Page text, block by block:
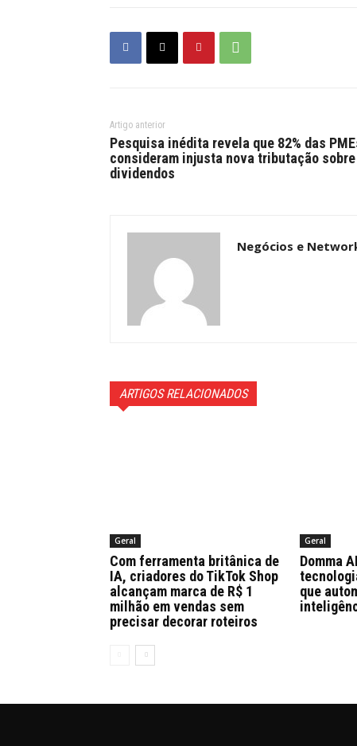
Artigo anterior
Pesquisa inédita revela que 82% das
consideram injusta nova tributação sobre
dividendos
Negócios e
ARTIGOS RELACIONADOS
Geral
Com ferramenta britânica de
IA, criadores do TikTok Shop
alcançam marca de R$ 1
milhão em vendas sem
precisar decorar roteiros
Geral
Domma
que